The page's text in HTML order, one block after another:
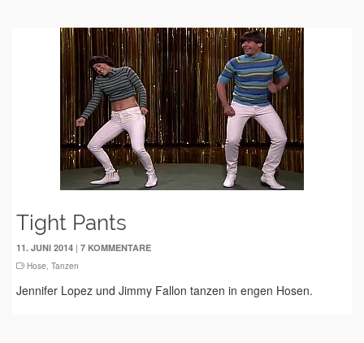
Tight Pants
11. JUNI 2014 | 7 KOMMENTARE
Hose, Tanzen
Jennifer Lopez und Jimmy Fallon tanzen in engen Hosen.